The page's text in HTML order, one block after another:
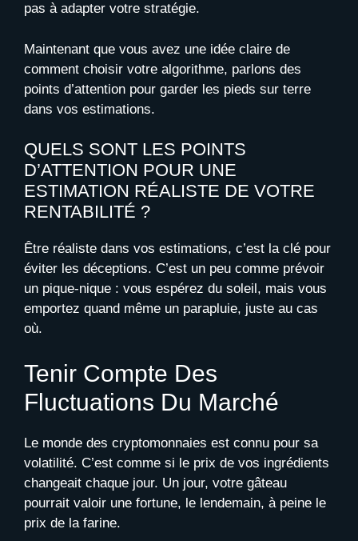
pas à adapter votre stratégie.
Maintenant que vous avez une idée claire de
comment choisir votre algorithme, parlons des
points d’attention pour garder les pieds sur terre
dans vos estimations.
QUELS SONT LES POINTS
D’ATTENTION POUR UNE
ESTIMATION RÉALISTE DE VOTRE
RENTABILITÉ ?
Être réaliste dans vos estimations, c’est la clé pour
éviter les déceptions. C’est un peu comme prévoir
un pique-nique : vous espérez du soleil, mais vous
emportez quand même un parapluie, juste au cas
où.
Tenir Compte Des
Fluctuations Du Marché
Le monde des cryptomonnaies est connu pour sa
volatilité. C’est comme si le prix de vos ingrédients
changeait chaque jour. Un jour, votre gâteau
pourrait valoir une fortune, le lendemain, à peine le
prix de la farine.